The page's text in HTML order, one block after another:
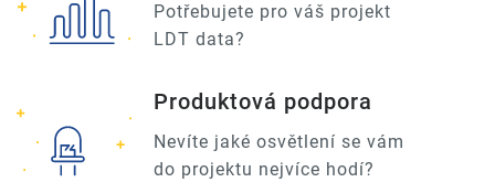
Potřebujete pro váš projekt
LDT data?
Produktová podpora
Nevíte jaké osvětlení se vám
do projektu nejvíce hodí?